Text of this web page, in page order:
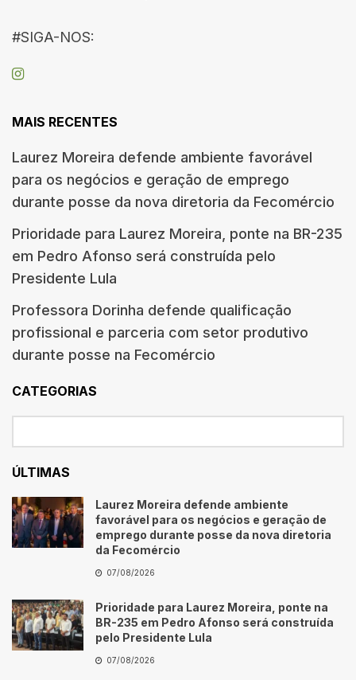
#SIGA-NOS:
MAIS RECENTES
Laurez Moreira defende ambiente favorável
para os negócios e geração de emprego
durante posse da nova diretoria da Fecomércio
Prioridade para Laurez Moreira, ponte na BR-235
em Pedro Afonso será construída pelo
Presidente Lula
Professora Dorinha defende qualificação
profissional e parceria com setor produtivo
durante posse na Fecomércio
CATEGORIAS
ÚLTIMAS
Laurez Moreira defende ambiente
favorável para os negócios e geração de
emprego durante posse da nova diretoria
da Fecomércio
07/08/2026
Prioridade para Laurez Moreira, ponte na
BR-235 em Pedro Afonso será construída
pelo Presidente Lula
07/08/2026